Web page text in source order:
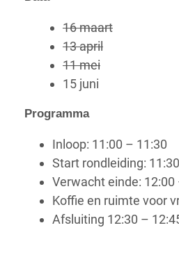
16 maart
13 april
11 mei
15 juni
Programma
Inloop: 11:00 – 11:30
Start rondleiding: 11:30
Verwacht einde: 12:00
Koffie en ruimte voor
Afsluiting 12:30 –